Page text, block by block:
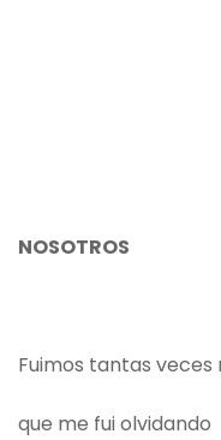
NOSOTROS
Fuimos tantas veces
que me fui olvidando